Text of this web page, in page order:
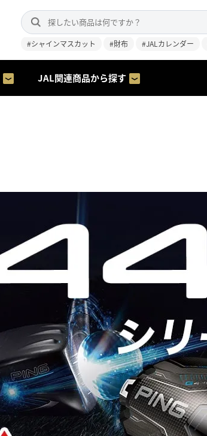
#シャインマスカット #財布 #JALカレンダー
JAL関連商品から探す